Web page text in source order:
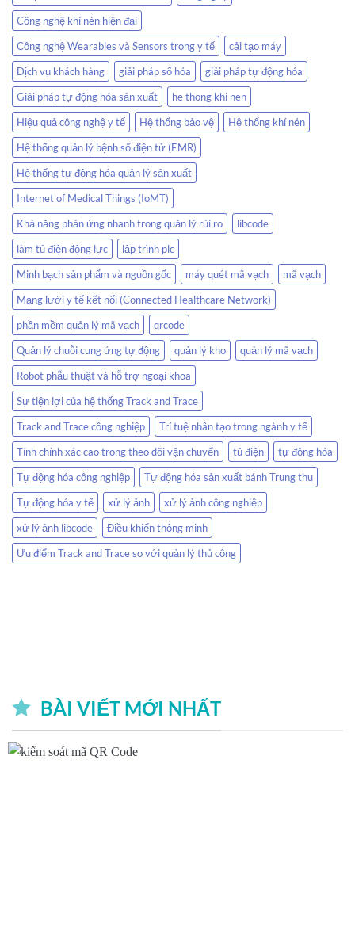
vạch
chính
xác
không
lo
thất
thoát
hàng
hóa
Công nghệ khí nén hiện đại
Công nghệ Wearables và Sensors trong y tế
cải tạo máy
Dịch vụ khách hàng
giải pháp số hóa
giải pháp tự động hóa
Giải pháp tự động hóa sản xuất
he thong khi nen
Hiệu quả công nghệ y tế
Hệ thống bảo vệ
Hệ thống khí nén
Hệ thống quản lý bệnh sổ điện tử (EMR)
Hệ thống tự động hóa quản lý sản xuất
Internet of Medical Things (IoMT)
Khả năng phản ứng nhanh trong quản lý rủi ro
libcode
làm tủ điện động lực
lập trình plc
Minh bạch sản phẩm và nguồn gốc
máy quét mã vạch
mã vạch
Mạng lưới y tế kết nối (Connected Healthcare Network)
phần mềm quản lý mã vạch
qrcode
Quản lý chuỗi cung ứng tự động
quản lý kho
quản lý mã vạch
Robot phẫu thuật và hỗ trợ ngoại khoa
Sự tiện lợi của hệ thống Track and Trace
Track and Trace công nghiệp
Trí tuệ nhân tạo trong ngành y tế
Tính chính xác cao trong theo dõi vận chuyển
tủ điện
tự động hóa
Tự động hóa công nghiệp
Tự động hóa sản xuất bánh Trung thu
Tự động hóa y tế
xử lý ảnh
xử lý ảnh công nghiệp
xử lý ảnh libcode
Điều khiển thông minh
Ưu điểm Track and Trace so với quản lý thủ công
BÀI VIẾT MỚI NHẤT